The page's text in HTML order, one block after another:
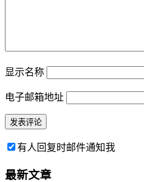
显示名称
电子邮箱地址
有人回复时邮件通知我
最新文章